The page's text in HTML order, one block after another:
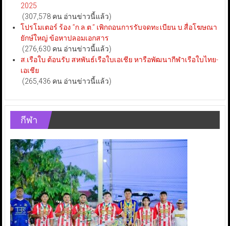
2025
(307,578 คน อ่านข่าวนี้แล้ว)
โปรโมเตอร์ ร้อง “ก.ล.ต.” เพิกถอนการรับจดทะเบียน บ.สื่อโฆษณา
ยักษ์ใหญ่ ข้อหาปลอมเอกสาร
(276,630 คน อ่านข่าวนี้แล้ว)
ส.เรือใบ ต้อนรับ สหพันธ์เรือใบเอเชีย หารือพัฒนากีฬาเรือใบไทย-
เอเชีย
(265,436 คน อ่านข่าวนี้แล้ว)
กีฬา